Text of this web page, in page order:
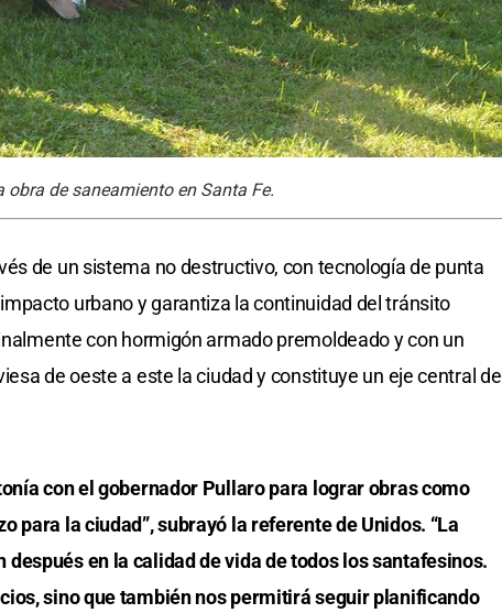
de saneamiento en Santa Fe.
de un sistema no destructivo, con tecnología de punta
urbano y garantiza la continuidad del tránsito
con hormigón armado premoldeado y con un
de oeste a este la ciudad y constituye un eje central del
con el gobernador Pullaro para lograr obras como
para la ciudad”, subrayó la referente de Unidos. “La
en la calidad de vida de todos los santafesinos.
sino que también nos permitirá seguir planificando